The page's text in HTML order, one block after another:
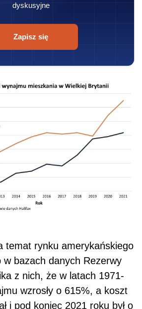
dyskusyjne
Zapisz się
temat rynku amerykańskiego
w bazach danych Rezerwy
z nich, że w latach 1971-
wzrosły o 615%, a koszt
i pod koniec 2021 roku był o